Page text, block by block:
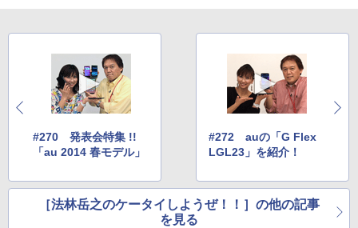
#270 発表会特集 !!
「au 2014 春モデル」
#272 auの「G Flex
LGL23」を紹介！
［法林岳之のケータイしようぜ！！］の他の記事
を見る